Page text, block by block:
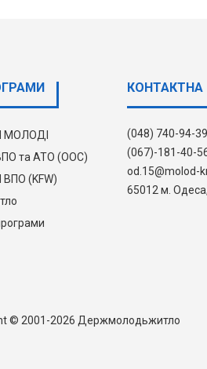
та АТО (ООС)
(KFW)
КОНТАКТНА
(048) 740-94-
(067)-181-40-
od.15@molod-
65012 м.
© 2001-2026 Держмолодьжитло